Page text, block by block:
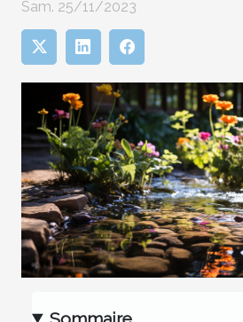
Sam. 25/11/2023
Sommaire